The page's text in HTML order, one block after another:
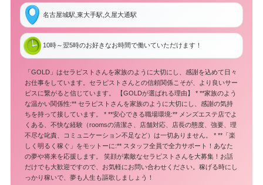
名古屋城駅,東大手駅,久屋大通駅
10時～翌5時のお好きなお時間で働いていただけます！
「GOLD」はセラピストさんを家族のように大切にし、感謝を込めて日々
お仕事をしています。セラピストさんとの信頼関係こそが、より良いサー
ビスに繋がると信じています。 【GOLDが選ばれる理由】 * **家族のよう
な温かい関係性:** セラピストさんを家族のように大切にし、感謝の気持
ちを持って接しています。 * **安心できる職場環境:** メンズエステ店でよ
くある、不快な経験（roomsの清潔さ、店舗対応、店長の態度、強要、理
不尽な叱責、コミュニケーション不足など）は一切ありません。 * **「楽
しく明るく稼ぐ」をモットーに:** スタッフ全員で全力サポート！あなた
の夢や将来を応援します。 笑顔が素敵なセラピストさんを大募集！お話
だけでも大歓迎ですので、お気軽にお問い合わせください。稼げる時にし
っかり稼いで、夢も人生も謳歌しましょう！